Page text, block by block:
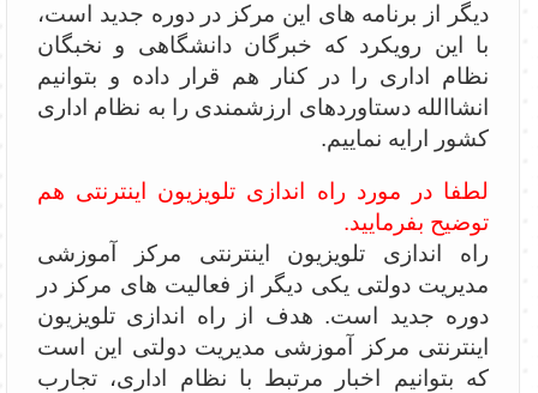
دیگر از برنامه های این مرکز در دوره جدید است،
با این رویکرد که خبرگان دانشگاهی و نخبگان
نظام اداری را در کنار هم قرار داده و بتوانیم
انشاالله دستاوردهای ارزشمندی را به نظام اداری
کشور ارایه نماییم.
لطفا در مورد راه اندازی تلویزیون اینترنتی هم
توضیح بفرمایید.
راه اندازی تلویزیون اینترنتی مرکز آموزشی
مدیریت دولتی یکی دیگر از فعالیت های مرکز در
دوره جدید است. هدف از راه اندازی تلویزیون
اینترنتی مرکز آموزشی مدیریت دولتی این است
که بتوانیم اخبار مرتبط با نظام اداری، تجارب